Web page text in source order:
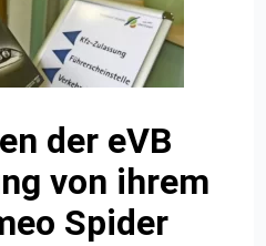
der eVB
von ihrem
Spider